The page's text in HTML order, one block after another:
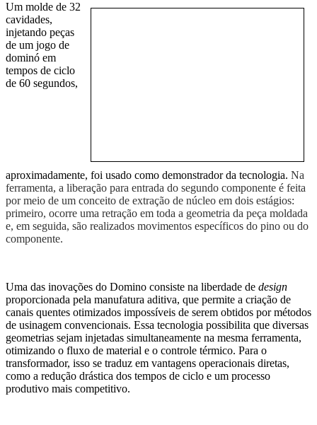
Um molde de 32
cavidades,
injetando peças
de um jogo de
dominó em
tempos de ciclo
de 60 segundos,
aproximadamente, foi usado como demonstrador da tecnologia. Na
ferramenta, a liberação para entrada do segundo componente é feita
por meio de um conceito de extração de núcleo em dois estágios:
primeiro, ocorre uma retração em toda a geometria da peça moldada
e, em seguida, são realizados movimentos específicos do pino ou do
componente.
Uma das inovações do Domino consiste na liberdade de design
proporcionada pela manufatura aditiva, que permite a criação de
canais quentes otimizados impossíveis de serem obtidos por métodos
de usinagem convencionais. Essa tecnologia possibilita que diversas
geometrias sejam injetadas simultaneamente na mesma ferramenta,
otimizando o fluxo de material e o controle térmico. Para o
transformador, isso se traduz em vantagens operacionais diretas,
como a redução drástica dos tempos de ciclo e um processo
produtivo mais competitivo.